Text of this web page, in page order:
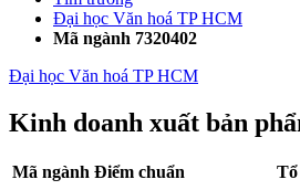
Đại học Văn hoá TP HCM
Mã ngành 7320402
Đại học Văn hoá TP HCM
Kinh doanh xuất bản
Mã ngành Điểm chuẩn